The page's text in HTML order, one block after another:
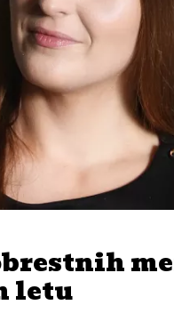
letu